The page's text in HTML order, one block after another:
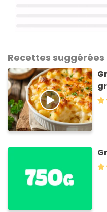
Recettes suggérées